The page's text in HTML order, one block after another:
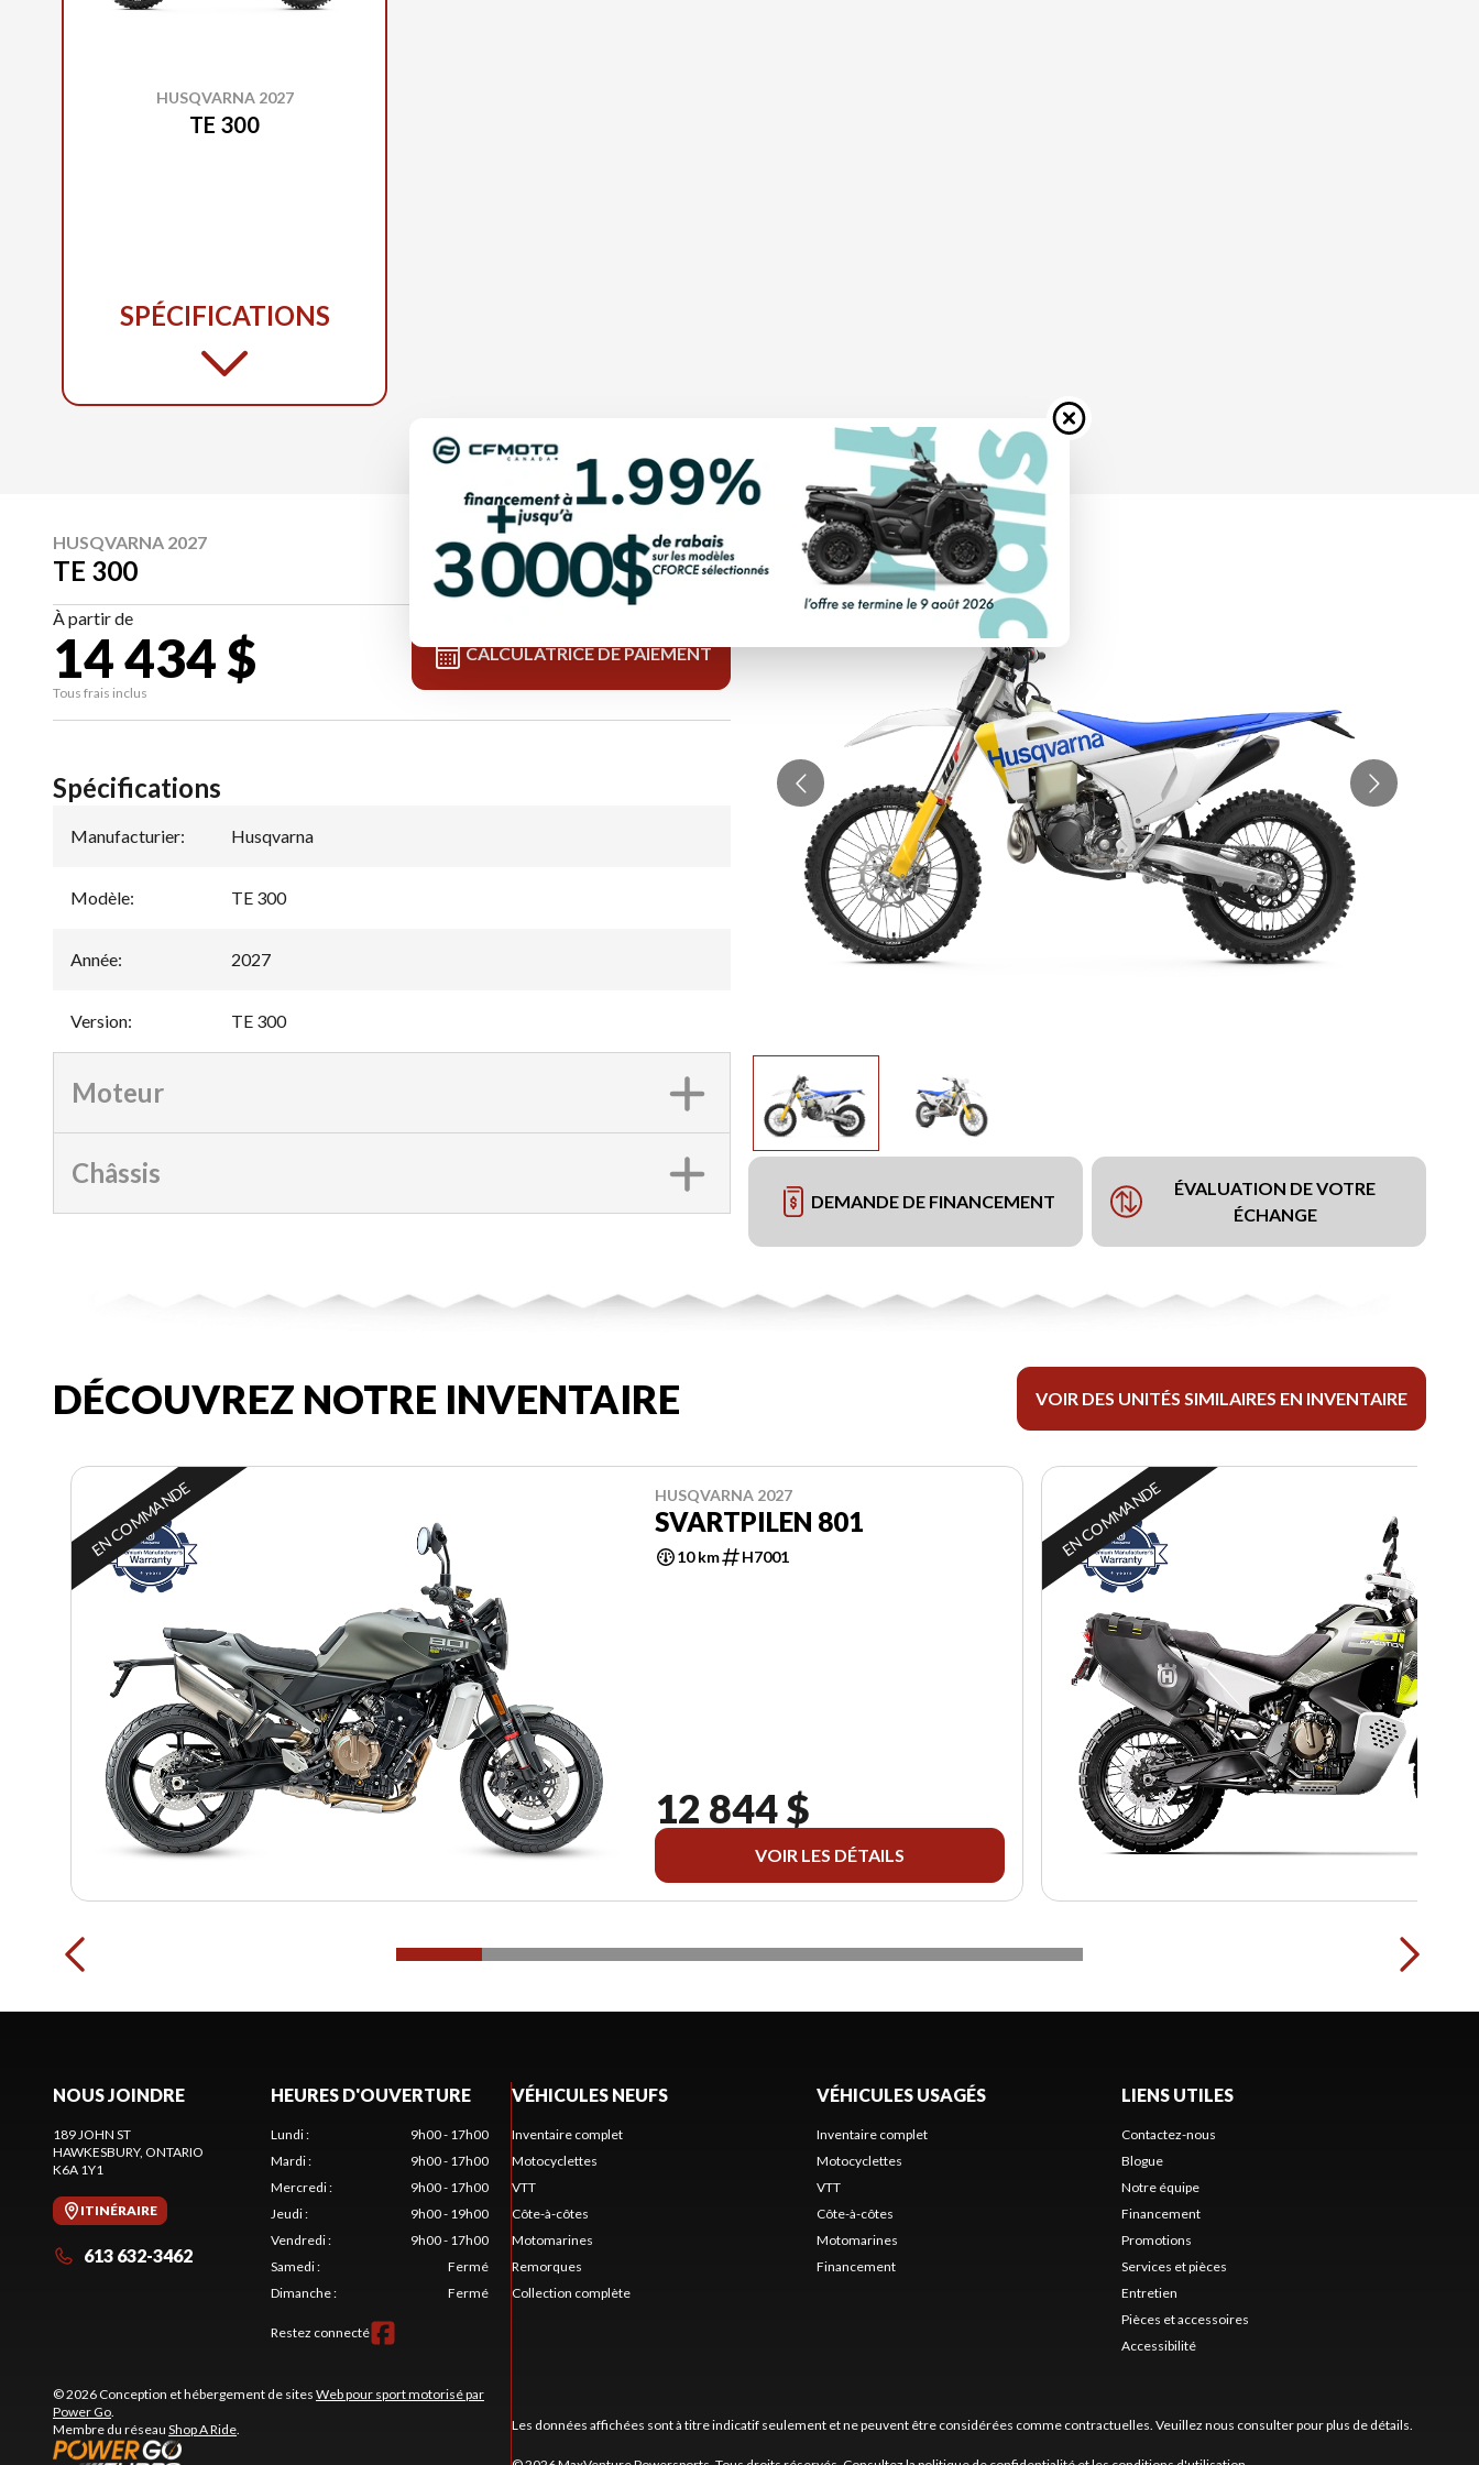
HUSQVARNA 2027
TE 300
SPÉCIFICATIONS
HUSQVARNA 2027
TE 300
À partir de
14 434 $
Tous frais inclus
CALCULATRICE DE PAIEMENT
DEMANDE DE FINANCEMENT
ÉVALUATION DE VOTRE
ÉCHANGE
Spécifications
Manufacturier: Husqvarna
Modèle: TE 300
Année: 2027
Version: TE 300
Moteur
Châssis
DÉCOUVREZ NOTRE INVENTAIRE VOIR DES UNITÉS SIMILAIRES EN INVENTAIRE
EN COMMANDE HUSQVARNA 2027
SVARTPILEN 801
10 km H7001
12 844 $
VOIR LES DÉTAILS
EN COMMANDE
NOUS JOINDRE
189 JOHN ST
HAWKESBURY, ONTARIO
K6A 1Y1
ITINÉRAIRE
613 632-3462
HEURES D'OUVERTURE
Lundi:
9h00 - 17h00
Mardi:
9h00 - 17h00
Mercredi:
9h00 - 17h00
Jeudi:
9h00 - 19h00
Vendredi:
9h00 - 17h00
Samedi:
Fermé
Dimanche: Fermé
Restez connecté
© 2026 Conception et hébergement de sites Web pour sport motorisé par
Power Go
Membre du réseau Shop A Ride
VÉHICULES NEUFS
Inventaire complet
Motocyclettes
VTT
Côte-à-côtes
Motomarines
Remorques
Collection complète
VÉHICULES USAGÉS
Inventaire complet
Motocyclettes
VTT
Côte-à-côtes
Motomarines
Financement
LIENS UTILES
Contactez-nous
Blogue
Notre équipe
Financement
Promotions
Services et pièces
Entretien
Pièces et accessoires
Accessibilité
Les données affichées sont à titre indicatif seulement et ne peuvent être considérées comme contractuelles. Veuillez nous consulter pour plus de détails.